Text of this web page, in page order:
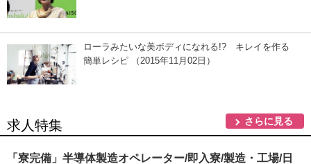
ローラみたいな美ボディになれる!? キレイを作る
簡単レシピ （2015年11月02日）
求人特集 さらに見る
「寮完備」半導体製造オペレーター/即入寮/製造・工場/日